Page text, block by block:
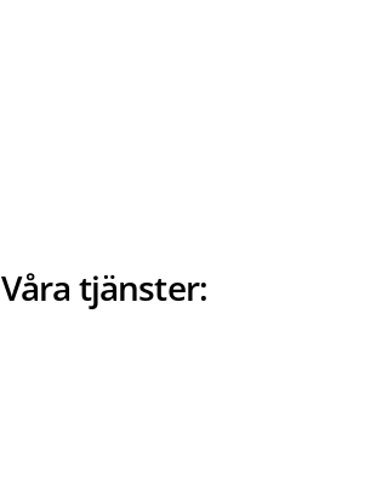
Våra tjänster: